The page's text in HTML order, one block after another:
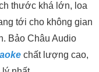
thước khá lớn, loa
tới cho không gian
Bảo Châu Audio
chất lượng cao,